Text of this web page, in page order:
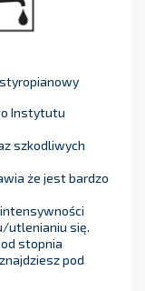
Instytutu
szkodliwych
że jest bardzo
utlenianiu się.
stopnia
pod